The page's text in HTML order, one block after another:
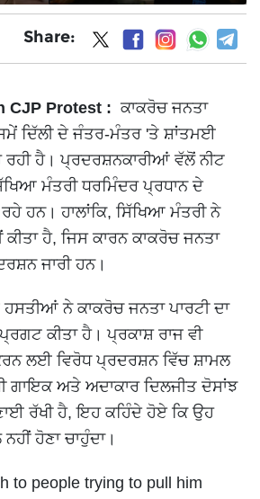
Share:
CJP Protest : ਕਾਕਰੋਚ ਜਨਤਾ
ਦਿੱਲੀ ਦੇ ਜੰਤਰ-ਮੰਤਰ 'ਤੇ ਸ਼ਾਂਤਮਈ
ਹੈ। ਪ੍ਰਦਰਸ਼ਨਕਾਰੀਆਂ ਵੱਲੋਂ ਨੀਟ
ਮੰਤਰੀ ਧਰਮਿੰਦਰ ਪ੍ਰਧਾਨ ਦੇ
ਹਨ। ਹਾਲਾਂਕਿ, ਸਿੱਖਿਆ ਮੰਤਰੀ ਨੇ
ਹੈ, ਜਿਸ ਕਾਰਨ ਕਾਕਰੋਚ ਜਨਤਾ
ਜਾਰੀ ਹਨ।
ਨੇ ਕਾਕਰੋਚ ਜਨਤਾ ਪਾਰਟੀ ਦਾ
ਕੀਤਾ ਹੈ। ਪ੍ਰਕਾਸ਼ ਰਾਜ ਵੀ
ਲਈ ਵਿਰੋਧ ਪ੍ਰਦਰਸ਼ਨ ਵਿੱਚ ਸ਼ਾਮਲ
ਗਾਇਕ ਅਤੇ ਅਦਾਕਾਰ ਦਿਲਜੀਤ ਦੋਸਾਂਝ
ਰੱਖੀ ਹੈ, ਇਹ ਕਹਿੰਦੇ ਹੋਏ ਕਿ ਉਹ
ਹੋਣਾ ਚਾਹੁੰਦਾ।
to people trying to pull him